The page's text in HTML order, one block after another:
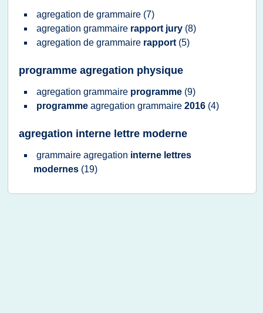
agregation de grammaire (7)
agregation grammaire rapport jury (8)
agregation de grammaire rapport (5)
programme agregation physique
agregation grammaire programme (9)
programme agregation grammaire 2016 (4)
agregation interne lettre moderne
grammaire agregation interne lettres
modernes (19)